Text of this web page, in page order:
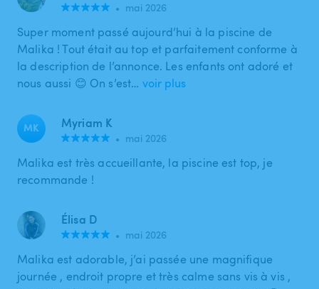
• mai 2026
Super moment passé aujourd’hui à la piscine de
Malika ! Tout était au top et parfaitement conforme à
la description de l’annonce. Les enfants ont adoré et
nous aussi 😊 On s’est… voir plus
MK Myriam K
• mai 2026
Malika est très accueillante, la piscine est top, je
recommande !
Élisa D
• mai 2026
Malika est adorable, j’ai passée une magnifique
journée , endroit propre et très calme sans vis à vis ,